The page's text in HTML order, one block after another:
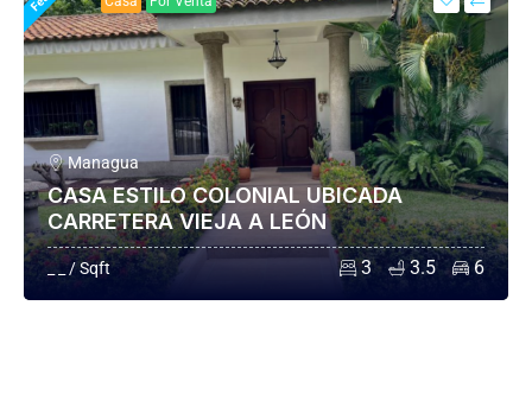
Managua
CASA ESTILO COLONIAL UBICADA
CARRETERA VIEJA A LEÓN
_ _ / Sqft 3 3.5 6